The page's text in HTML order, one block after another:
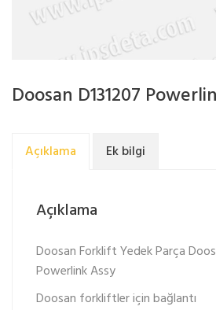
Doosan D131207
Açıklama Ek bilgi
Açıklama
Doosan Forklift Yedek Parça
Powerlink Assy
Doosan forkliftler için bağlantı